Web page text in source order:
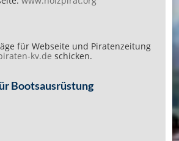
für Webseite und Piratenzeitung
kv.de schicken.
Bootsausrüstung